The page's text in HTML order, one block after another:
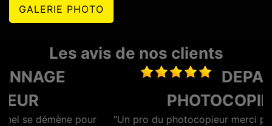
GALERIE PHOTO
Les avis de nos clients
DEPANNAGE
PHOTOCOPIEUR
"Un pro du photocopieur merci pour l'assistance à